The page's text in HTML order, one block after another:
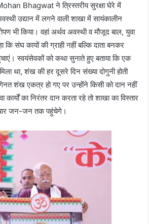
Bhagwat ने त्रिस्तरीय सुरक्षा घेरे में
उद्यान में लगने वाली शाखा में सायंकालीन
भी किया। वहां अर्थव अवस्थी व मौजूद बाल, युवा
संघ कायों की ग्राही नहीं बल्कि दाता बनकर
स्वयंसेवकों को कथा सुनाते हुए बताया कि एक
था, शंख की हर दूसरे दिन संख्या दोगुनी होती
शंख एकत्र हो गए पर उन्होंने किसी को दान नहीं
का निरंतर दान करता रहे तो शाखा का विस्तार
जन-जन तक पहुंचेगे।